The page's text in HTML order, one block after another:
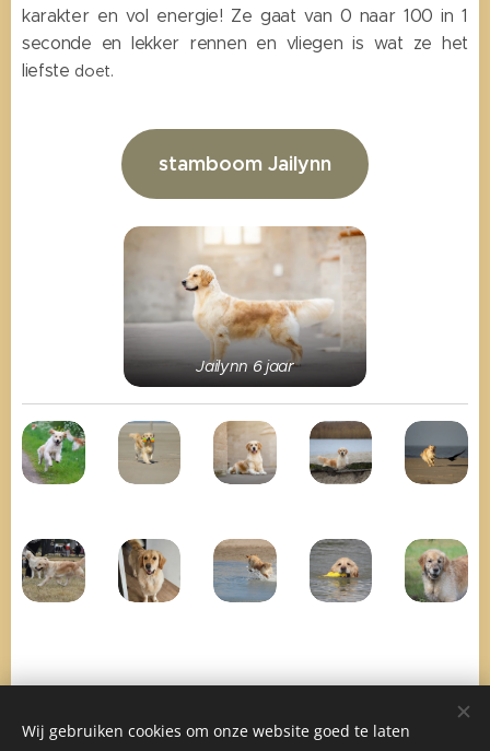
karakter en vol energie! Ze gaat van 0 naar 100 in 1
seconde en lekker rennen en vliegen is wat ze het
liefste doet.
stamboom Jailynn
Jailynn 6 jaar
Wij gebruiken cookies om onze website goed te laten